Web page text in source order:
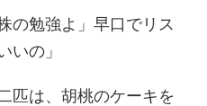
の勉強よ」早口でリス
いの」
匹は、胡桃のケーキを